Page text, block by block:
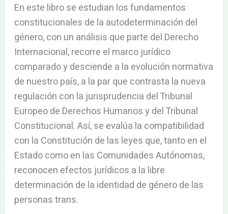
En este libro se estudian los fundamentos
constitucionales de la autodeterminación del
género, con un análisis que parte del Derecho
Internacional, recorre el marco jurídico
comparado y desciende a la evolución normativa
de nuestro país, a la par que contrasta la nueva
regulación con la jurisprudencia del Tribunal
Europeo de Derechos Humanos y del Tribunal
Constitucional. Así, se evalúa la compatibilidad
con la Constitución de las leyes que, tanto en el
Estado como en las Comunidades Autónomas,
reconocen efectos jurídicos a la libre
determinación de la identidad de género de las
personas trans.